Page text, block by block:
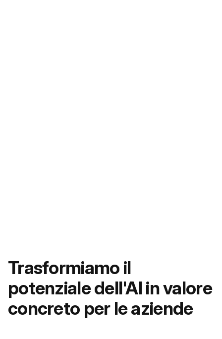
Trasformiamo il
potenziale dell'AI in valore
concreto per le aziende